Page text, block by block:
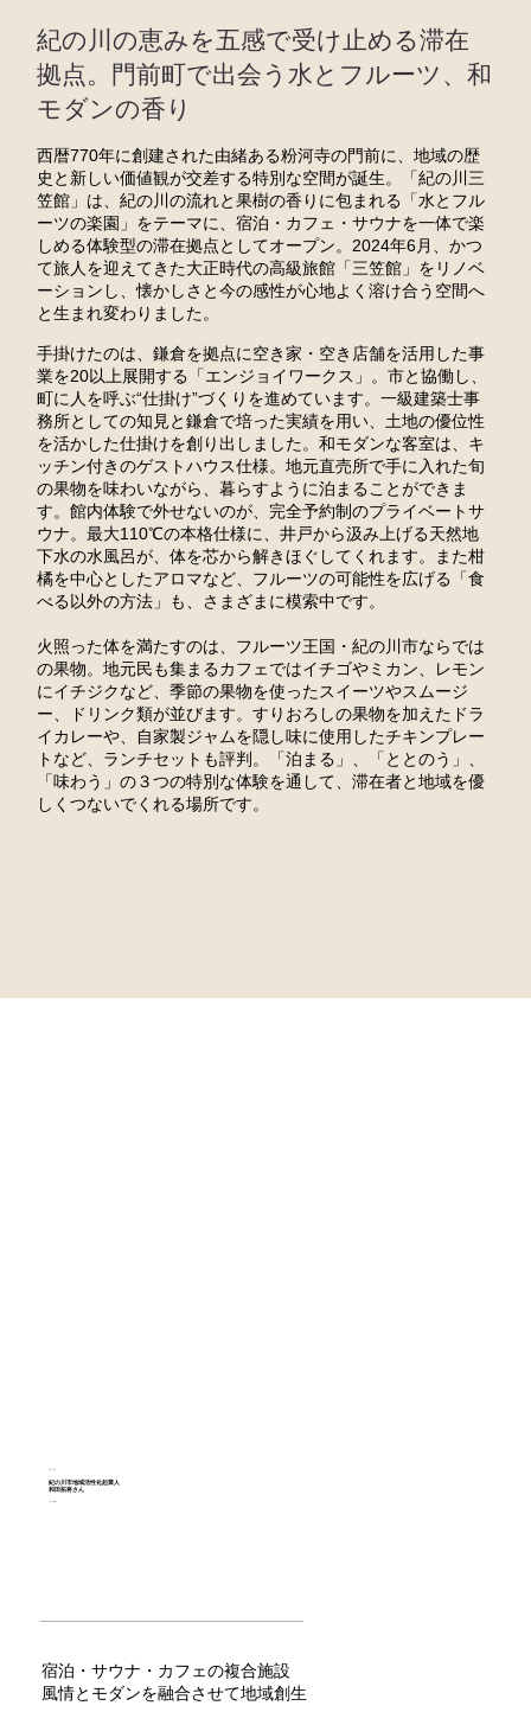
紀の川の恵みを五感で受け止める滞在
拠点。門前町で出会う水とフルーツ、和
モダンの香り
西暦770年に創建された由緒ある粉河寺の門前に、地域の歴
史と新しい価値観が交差する特別な空間が誕生。「紀の川三
笠館」は、紀の川の流れと果樹の香りに包まれる「水とフル
ーツの楽園」をテーマに、宿泊・カフェ・サウナを一体で楽
しめる体験型の滞在拠点としてオープン。2024年6月、かつ
て旅人を迎えてきた大正時代の高級旅館「三笠館」をリノベ
ーションし、懐かしさと今の感性が心地よく溶け合う空間へ
と生まれ変わりました。
手掛けたのは、鎌倉を拠点に空き家・空き店舗を活用した事
業を20以上展開する「エンジョイワークス」。市と協働し、
町に人を呼ぶ“仕掛け”づくりを進めています。一級建築士事
務所としての知見と鎌倉で培った実績を用い、土地の優位性
を活かした仕掛けを創り出しました。和モダンな客室は、キ
ッチン付きのゲストハウス仕様。地元直売所で手に入れた旬
の果物を味わいながら、暮らすように泊まることができま
す。館内体験で外せないのが、完全予約制のプライベートサ
ウナ。最大110℃の本格仕様に、井戸から汲み上げる天然地
下水の水風呂が、体を芯から解きほぐしてくれます。また柑
橘を中心としたアロマなど、フルーツの可能性を広げる「食
べる以外の方法」も、さまざまに模索中です。
火照った体を満たすのは、フルーツ王国・紀の川市ならでは
の果物。地元民も集まるカフェではイチゴやミカン、レモン
にイチジクなど、季節の果物を使ったスイーツやスムージ
ー、ドリンク類が並びます。すりおろしの果物を加えたドラ
イカレーや、自家製ジャムを隠し味に使用したチキンプレー
トなど、ランチセットも評判。「泊まる」、「ととのう」、
「味わう」の３つの特別な体験を通して、滞在者と地域を優
しくつないでくれる場所です。
紀の川市地域活性化起業人
和田拓将さん
宿泊・サウナ・カフェの複合施設
風情とモダンを融合させて地域創生